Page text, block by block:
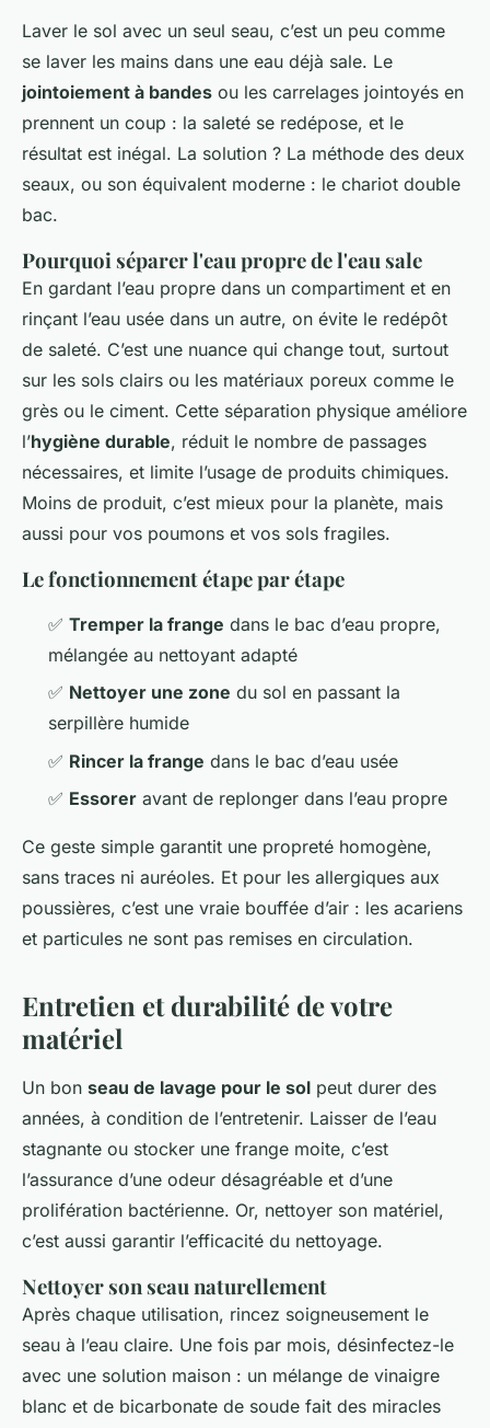
Laver le sol avec un seul seau, c’est un peu comme
se laver les mains dans une eau déjà sale. Le
jointoiement à bandes ou les carrelages jointoyés en
prennent un coup : la saleté se redépose, et le
résultat est inégal. La solution ? La méthode des deux
seaux, ou son équivalent moderne : le chariot double
bac.
Pourquoi séparer l'eau propre de l'eau sale
En gardant l’eau propre dans un compartiment et en
rinçant l’eau usée dans un autre, on évite le redépôt
de saleté. C’est une nuance qui change tout, surtout
sur les sols clairs ou les matériaux poreux comme le
grès ou le ciment. Cette séparation physique améliore
l’hygiène durable, réduit le nombre de passages
nécessaires, et limite l’usage de produits chimiques.
Moins de produit, c’est mieux pour la planète, mais
aussi pour vos poumons et vos sols fragiles.
Le fonctionnement étape par étape
✅ Tremper la frange dans le bac d’eau propre,
mélangée au nettoyant adapté
✅ Nettoyer une zone du sol en passant la
serpillère humide
✅ Rincer la frange dans le bac d’eau usée
✅ Essorer avant de replonger dans l’eau propre
Ce geste simple garantit une propreté homogène,
sans traces ni auréoles. Et pour les allergiques aux
poussières, c’est une vraie bouffée d’air : les acariens
et particules ne sont pas remises en circulation.
Entretien et durabilité de votre
matériel
Un bon seau de lavage pour le sol peut durer des
années, à condition de l’entretenir. Laisser de l’eau
stagnante ou stocker une frange moite, c’est
l’assurance d’une odeur désagréable et d’une
prolifération bactérienne. Or, nettoyer son matériel,
c’est aussi garantir l’efficacité du nettoyage.
Nettoyer son seau naturellement
Après chaque utilisation, rincez soigneusement le
seau à l’eau claire. Une fois par mois, désinfectez-le
avec une solution maison : un mélange de vinaigre
blanc et de bicarbonate de soude fait des miracles